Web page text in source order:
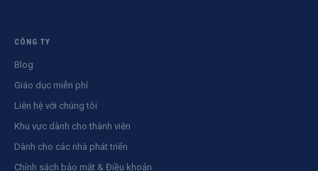
CÔNG TY
Blog
Giáo dục miễn phí
Liên hệ với chúng tôi
Khu vực dành cho thành viên
Dành cho các nhà phát triển
Chính sách bảo mật & Điều khoản